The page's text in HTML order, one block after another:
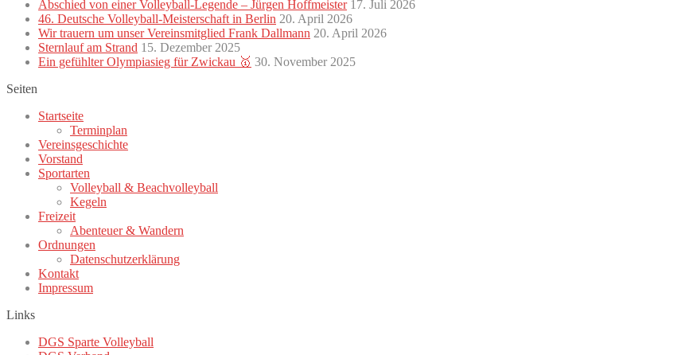
Abschied von einer Volleyball-Legende – Jürgen Hoffmeister 17. Juli 2026
46. Deutsche Volleyball-Meisterschaft in Berlin 20. April 2026
Wir trauern um unser Vereinsmitglied Frank Dallmann 20. April 2026
Sternlauf am Strand 15. Dezember 2025
Ein gefühlter Olympiasieg für Zwickau 🥇 30. November 2025
Seiten
Startseite
Terminplan
Vereinsgeschichte
Vorstand
Sportarten
Volleyball & Beachvolleyball
Kegeln
Freizeit
Abenteuer & Wandern
Ordnungen
Datenschutzerklärung
Kontakt
Impressum
Links
DGS Sparte Volleyball